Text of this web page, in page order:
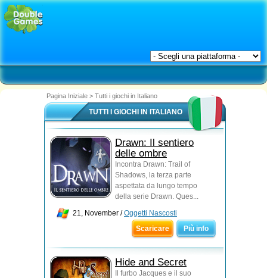
Pagina Iniziale > Tutti i giochi in Italiano
TUTTI I GIOCHI IN ITALIANO
Drawn: Il sentiero
delle ombre
Incontra Drawn: Trail of
Shadows, la terza parte
aspettata da lungo tempo
della serie Drawn. Ques...
21, November /Oggetti Nascosti
Scaricare
Più info
Hide and Secret
Il furbo Jacques e il suo